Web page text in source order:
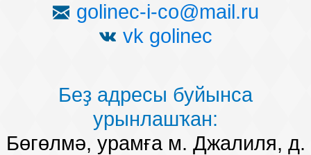
Беҙҙең еңеү
golinec-i-co@mail.ru
vk golinec
Беҙ адресы буйынса
урынлашҡан:
Бөгөлмә, урамға м. Джалиля, д.